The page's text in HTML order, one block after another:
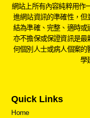
網站上所有內容純粹用作
進網站資訊的準確性，
結為準確、完整、適時或
亦不擔保或保證資訊是
何個別人士或病人個案
學
Quick Links
Home